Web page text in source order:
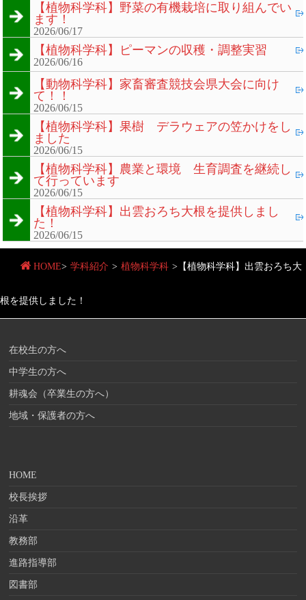
【植物科学科】野菜の有機栽培に取り組んでい
ます！
2026/06/17
【植物科学科】ピーマンの収穫・調整実習
2026/06/16
【動物科学科】家畜審査競技会県大会に向け
て！！
2026/06/15
【植物科学科】果樹 デラウェアの笠かけをし
ました
2026/06/15
【植物科学科】農業と環境 生育調査を継続し
て行っています
2026/06/15
【植物科学科】出雲おろち大根を提供しまし
た！
2026/06/15
HOME> 学科紹介 > 植物科学科 > 【植物科学科】出雲おろち大
根を提供しました！
在校生の方へ
中学生の方へ
耕魂会（卒業生の方へ）
地域・保護者の方へ
HOME
校長挨拶
沿革
教務部
進路指導部
図書部